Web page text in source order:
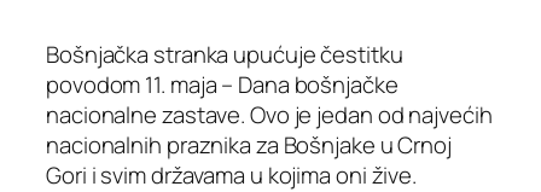
Bošnjačka stranka upućuje čestitku
povodom 11. maja – Dana bošnjačke
nacionalne zastave. Ovo je jedan od najvećih
nacionalnih praznika za Bošnjake u Crnoj
Gori i svim državama u kojima oni žive.